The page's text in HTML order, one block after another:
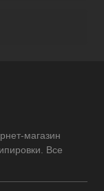
магазин
Все